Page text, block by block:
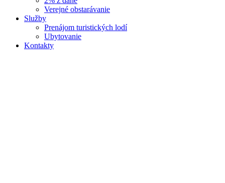
Verejné obstarávanie
Služby
Prenájom turistických lodí
Ubytovanie
Kontakty